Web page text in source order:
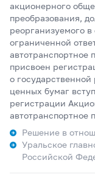
акционерного
преобразования,
реорганизуемого
ограниченной
автотранспортное
присвоен
о
ценных бумаг
регистрации
автотранспортное
Решение в
Уральское
Российской